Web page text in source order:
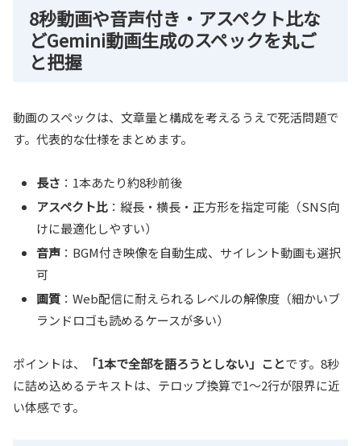
8秒動画や音声付き・アスペクト比な
どGemini動画生成のスペックを丸ご
と把握
動画のスペックは、文章量と構成を考えるうえで死活問題で
す。代表的な仕様をまとめます。
長さ ：1本あたり約8秒前後
アスペクト比 ：縦長・横長・正方形を指定可能（SNS向
けに最適化しやすい）
音声 ：BGM付き映像を自動生成、サイレント動画も選択
可
画質 ：Web配信に耐えられるレベルの解像度（細かいブ
ランドロゴも読めるケースが多い）
ポイントは、 「1本で全部を語ろうとしない」ことです。8秒
に詰め込めるテキストは、テロップ換算で1〜2行が限界に近
い体感です。